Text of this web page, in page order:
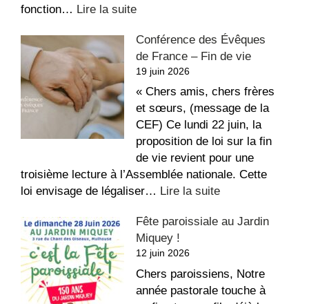
fonction… Lire la suite:
recette
du
repos,
bon
été
!
Conférence des Évêques
de France – Fin de vie
19 juin 2026
« Chers amis, chers frères
et sœurs, (message de la
CEF) Ce lundi 22 juin, la
proposition de loi sur la fin
de vie revient pour une
troisième lecture à l’Assemblée nationale. Cette
loi envisage de légaliser… Lire la suite:
des
France
–
Fête paroissiale au Jardin
Miquey !
12 juin 2026
Chers paroissiens, Notre
année pastorale touche à